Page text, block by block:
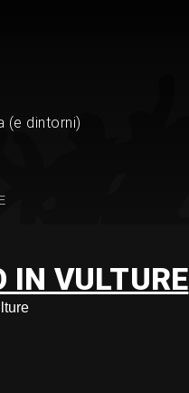
(e dintorni)
IN VULTURE